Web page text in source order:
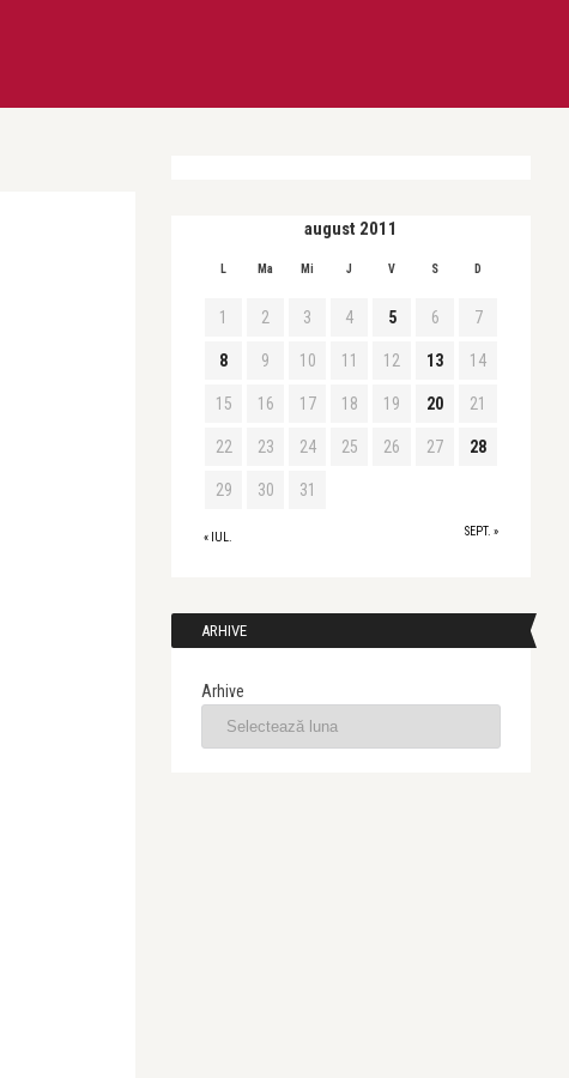
august 2011
L Ma Mi J V S D
« IUL. SEPT. »
1 2 3 4 5 6 7
8 9 10 11 12 13 14
15 16 17 18 19 20 21
22 23 24 25 26 27 28
29 30 31
ARHIVE
Arhive